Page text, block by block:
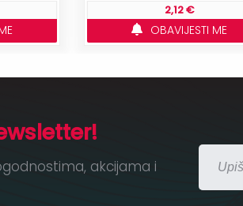
2,12 €
OBAVIJESTI ME
akcijama i